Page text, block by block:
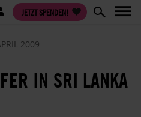
JETZT SPENDEN!
2009
IN SRI LANKA